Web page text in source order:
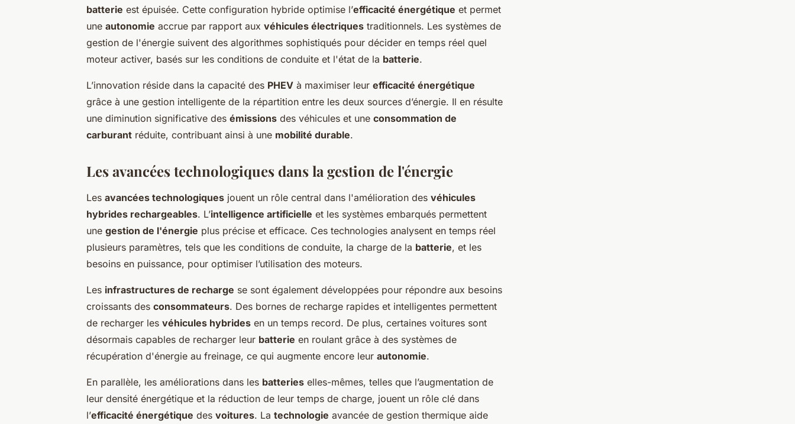
batterie est épuisée. Cette configuration hybride optimise l’efficacité énergétique et permet
une autonomie accrue par rapport aux véhicules électriques traditionnels. Les systèmes de
gestion de l'énergie suivent des algorithmes sophistiqués pour décider en temps réel quel
moteur activer, basés sur les conditions de conduite et l'état de la batterie.
L’innovation réside dans la capacité des PHEV à maximiser leur efficacité énergétique
grâce à une gestion intelligente de la répartition entre les deux sources d’énergie. Il en résulte
une diminution significative des émissions des véhicules et une consommation de
carburant réduite, contribuant ainsi à une mobilité durable.
Les avancées technologiques dans la gestion de l'énergie
Les avancées technologiques jouent un rôle central dans l'amélioration des véhicules
hybrides rechargeables. L’intelligence artificielle et les systèmes embarqués permettent
une gestion de l'énergie plus précise et efficace. Ces technologies analysent en temps réel
plusieurs paramètres, tels que les conditions de conduite, la charge de la batterie, et les
besoins en puissance, pour optimiser l’utilisation des moteurs.
Les infrastructures de recharge se sont également développées pour répondre aux besoins
croissants des consommateurs. Des bornes de recharge rapides et intelligentes permettent
de recharger les véhicules hybrides en un temps record. De plus, certaines voitures sont
désormais capables de recharger leur batterie en roulant grâce à des systèmes de
récupération d'énergie au freinage, ce qui augmente encore leur autonomie.
En parallèle, les améliorations dans les batteries elles-mêmes, telles que l’augmentation de
leur densité énergétique et la réduction de leur temps de charge, jouent un rôle clé dans
l’efficacité énergétique des voitures. La technologie avancée de gestion thermique aide